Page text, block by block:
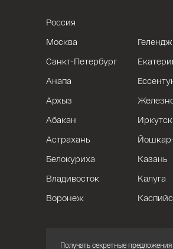
Россия
Москва
Санкт-Петербург
Анапа
Архыз
Абакан
Астрахань
Белокуриха
Владивосток
Воронеж
Иркутск
Казань
Калуга
Получать секретные